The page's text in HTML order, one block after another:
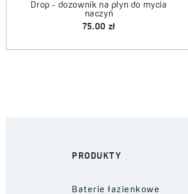
na płyn do mycia
Drop -
PRODUKTY
Baterie łazienkowe